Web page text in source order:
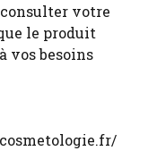
votre
le produit
vos besoins